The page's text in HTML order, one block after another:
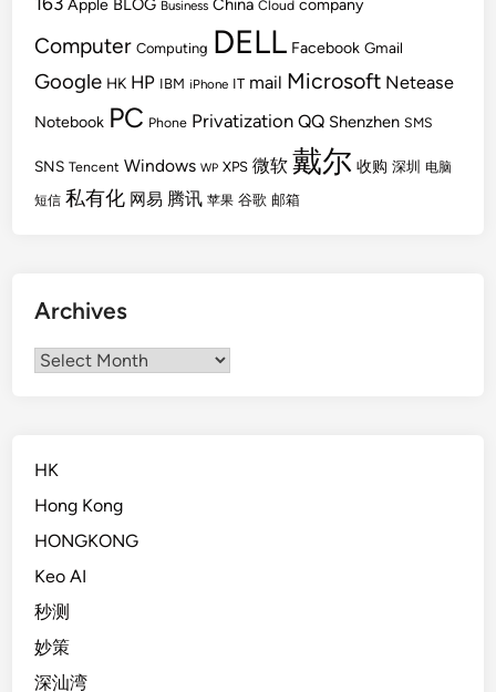
Apple BLOG Business China Cloud company
Computer Computing DELL Facebook Gmail
Google HK HP IBM iPhone IT mail Microsoft Netease
Notebook PC Phone Privatization QQ Shenzhen SMS
SNS Tencent Windows WP XPS 微软 戴尔 收购 深圳 电脑
短信 私有化 网易 腾讯 苹果 谷歌 邮箱
Archives
Archives
HK
Hong Kong
HONGKONG
Keo AI
秒测
妙策
深汕湾